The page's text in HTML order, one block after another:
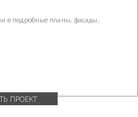
ПРОЕКТ
в подробные планы, фасады,